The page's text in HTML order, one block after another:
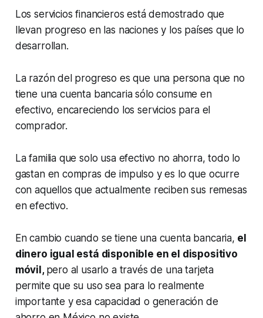
Los servicios financieros está demostrado que
llevan progreso en las naciones y los países que lo
desarrollan.
La razón del progreso es que una persona que no
tiene una cuenta bancaria sólo consume en
efectivo, encareciendo los servicios para el
comprador.
La familia que solo usa efectivo no ahorra, todo lo
gastan en compras de impulso y es lo que ocurre
con aquellos que actualmente reciben sus remesas
en efectivo.
En cambio cuando se tiene una cuenta bancaria, el
dinero igual está disponible en el dispositivo
móvil, pero al usarlo a través de una tarjeta
permite que su uso sea para lo realmente
importante y esa capacidad o generación de